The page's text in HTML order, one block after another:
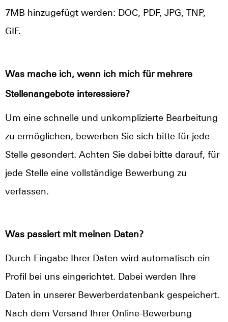
7MB hinzugefügt werden: DOC, PDF, JPG, TNP,
GIF.
Was mache ich, wenn ich mich für mehrere
Stellenangebote interessiere?
Um eine schnelle und unkomplizierte Bearbeitung
zu ermöglichen, bewerben Sie sich bitte für jede
Stelle gesondert. Achten Sie dabei bitte darauf, für
jede Stelle eine vollständige Bewerbung zu
verfassen.
Was passiert mit meinen Daten?
Durch Eingabe Ihrer Daten wird automatisch ein
Profil bei uns eingerichtet. Dabei werden Ihre
Daten in unserer Bewerberdatenbank gespeichert.
Nach dem Versand Ihrer Online-Bewerbung